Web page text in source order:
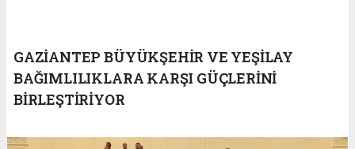
GAZİANTEP BÜYÜKŞEHİR VE YEŞİLAY
BAĞIMLILIKLARA KARŞI GÜÇLERİNİ
BİRLEŞTİRİYOR